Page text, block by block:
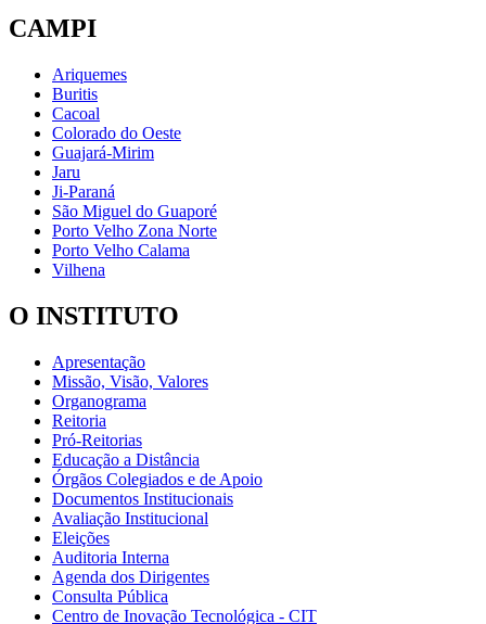
CAMPI
Ariquemes
Buritis
Cacoal
Colorado do Oeste
Guajará-Mirim
Jaru
Ji-Paraná
São Miguel do Guaporé
Porto Velho Zona Norte
Porto Velho Calama
Vilhena
O INSTITUTO
Apresentação
Missão, Visão, Valores
Organograma
Reitoria
Pró-Reitorias
Educação a Distância
Órgãos Colegiados e de Apoio
Documentos Institucionais
Avaliação Institucional
Eleições
Auditoria Interna
Agenda dos Dirigentes
Consulta Pública
Centro de Inovação Tecnológica - CIT